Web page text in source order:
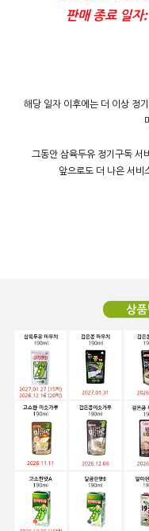
판매 종료 일
해당 일자 이후에는 더 이상 정
그동안 삼육두유 정기구독 서
앞으로도 더 나은 서비